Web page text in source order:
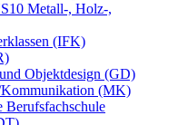
Metall-, Holz-,
(IFK)
Objektdesign (GD)
(MK)
Berufsfachschule